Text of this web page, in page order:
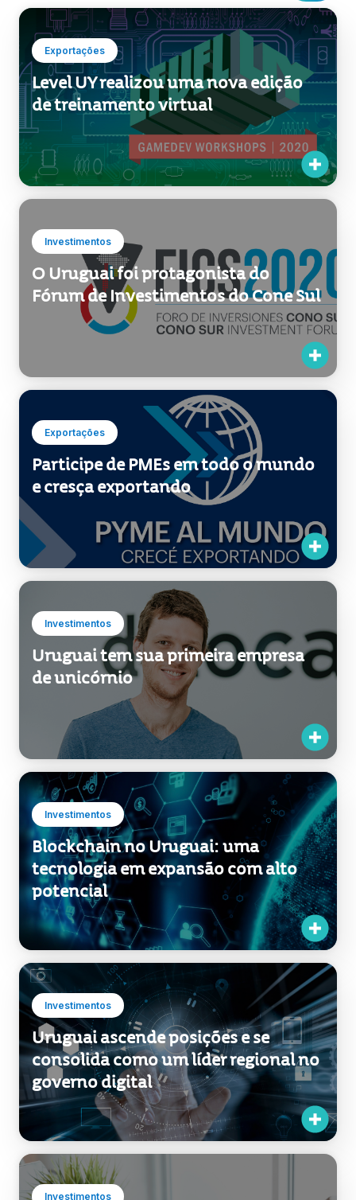
Exportações
Level UY realizou uma nova edição
de treinamento virtual
Investimentos
O Uruguai foi protagonista do
Fórum de Investimentos do Cone Sul
Exportações
Participe de PMEs em todo o mundo
e cresça exportando
Investimentos
Uruguai tem sua primeira empresa
de unicórnio
Investimentos
Blockchain no Uruguai: uma
tecnologia em expansão com alto
potencial
Investimentos
Uruguai ascende posições e se
consolida como um líder regional no
governo digital
Investimentos